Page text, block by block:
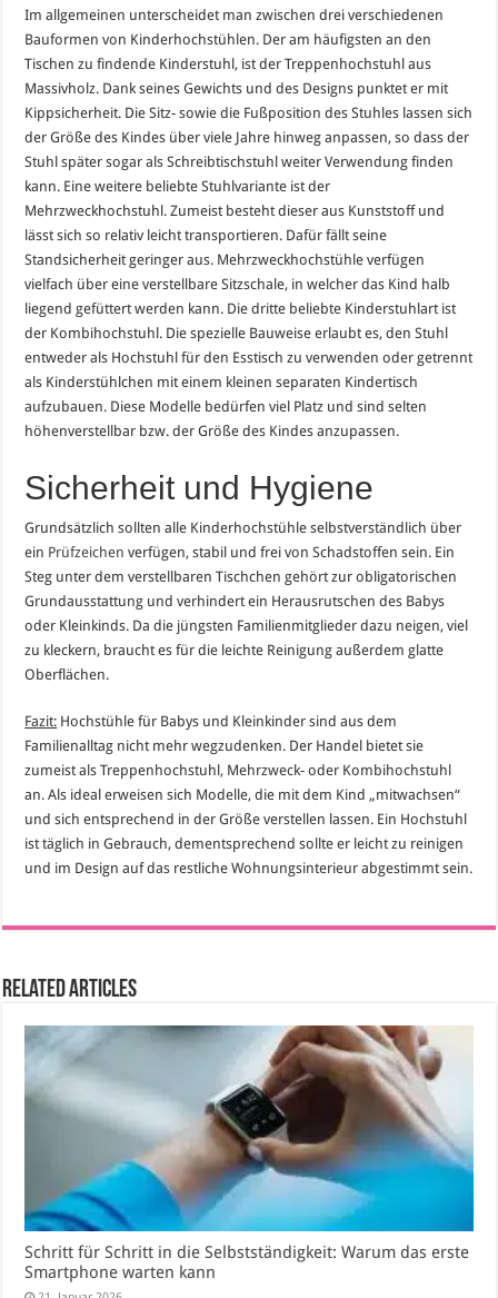
Im allgemeinen unterscheidet man zwischen drei verschiedenen
Bauformen von Kinderhochstühlen. Der am häufigsten an den
Tischen zu findende Kinderstuhl, ist der Treppenhochstuhl aus
Massivholz. Dank seines Gewichts und des Designs punktet er mit
Kippsicherheit. Die Sitz- sowie die Fußposition des Stuhles lassen sich
der Größe des Kindes über viele Jahre hinweg anpassen, so dass der
Stuhl später sogar als Schreibtischstuhl weiter Verwendung finden
kann. Eine weitere beliebte Stuhlvariante ist der
Mehrzweckhochstuhl. Zumeist besteht dieser aus Kunststoff und
lässt sich so relativ leicht transportieren. Dafür fällt seine
Standsicherheit geringer aus. Mehrzweckhochstühle verfügen
vielfach über eine verstellbare Sitzschale, in welcher das Kind halb
liegend gefüttert werden kann. Die dritte beliebte Kinderstuhlart ist
der Kombihochstuhl. Die spezielle Bauweise erlaubt es, den Stuhl
entweder als Hochstuhl für den Esstisch zu verwenden oder getrennt
als Kinderstühlchen mit einem kleinen separaten Kindertisch
aufzubauen. Diese Modelle bedürfen viel Platz und sind selten
höhenverstellbar bzw. der Größe des Kindes anzupassen.
Sicherheit und Hygiene
Grundsätzlich sollten alle Kinderhochstühle selbstverständlich über
ein Prüfzeichen verfügen, stabil und frei von Schadstoffen sein. Ein
Steg unter dem verstellbaren Tischchen gehört zur obligatorischen
Grundausstattung und verhindert ein Herausrutschen des Babys
oder Kleinkinds. Da die jüngsten Familienmitglieder dazu neigen, viel
zu kleckern, braucht es für die leichte Reinigung außerdem glatte
Oberflächen.
Fazit: Hochstühle für Babys und Kleinkinder sind aus dem
Familienalltag nicht mehr wegzudenken. Der Handel bietet sie
zumeist als Treppenhochstuhl, Mehrzweck- oder Kombihochstuhl
an. Als ideal erweisen sich Modelle, die mit dem Kind „mitwachsen“
und sich entsprechend in der Größe verstellen lassen. Ein Hochstuhl
ist täglich in Gebrauch, dementsprechend sollte er leicht zu reinigen
und im Design auf das restliche Wohnungsinterieur abgestimmt sein.
Related Articles
Schritt für Schritt in die Selbstständigkeit: Warum das erste
Smartphone warten kann